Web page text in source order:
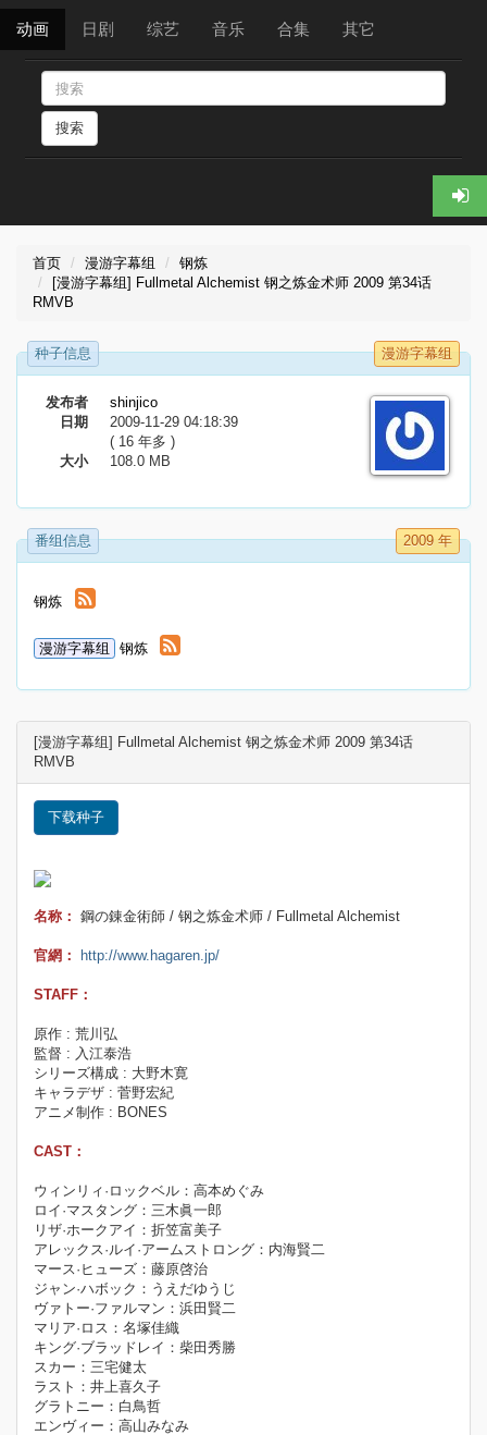
动画 日剧 综艺 音乐 合集 其它
搜索
首页 漫游字幕组
钢炼
[漫游字幕组] Fullmetal Alchemist 钢之炼金术师 2009 第34话
RMVB
种子信息 漫游字幕组
发布者
shinjico
日期
2009-11-29 04:18:39
( 16 年多 )
大小
108.0 MB
番组信息 2009 年
钢炼
漫游字幕组 钢炼
[漫游字幕组] Fullmetal Alchemist 钢之炼金术师 2009 第34话
RMVB
下载种子
名称： 鋼の錬金術師 / 钢之炼金术师 / Fullmetal Alchemist
官網： http://www.hagaren.jp/
STAFF：
原作 : 荒川弘
監督 : 入江泰浩
シリーズ構成 : 大野木寛
キャラデザ : 菅野宏紀
アニメ制作 : BONES
CAST：
ウィンリィ·ロックベル：高本めぐみ
ロイ·マスタング：三木眞一郎
リザ·ホークアイ：折笠富美子
アレックス·ルイ·アームストロング：内海賢二
マース·ヒューズ：藤原啓治
ジャン·ハボック：うえだゆうじ
ヴァトー·ファルマン：浜田賢二
マリア·ロス：名塚佳織
キング·ブラッドレイ：柴田秀勝
スカー：三宅健太
ラスト：井上喜久子
グラトニー：白鳥哲
エンヴィー：高山みなみ